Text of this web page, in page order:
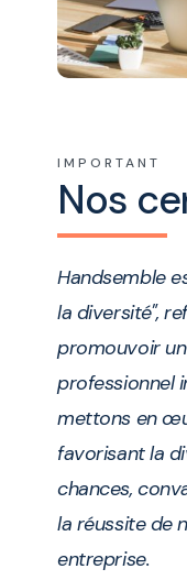
IMPORTANT
Nos
Handsemble
la diversité",
promouvoir
professionnel
mettons en
favorisant la
chances,
la réussite de
entreprise.